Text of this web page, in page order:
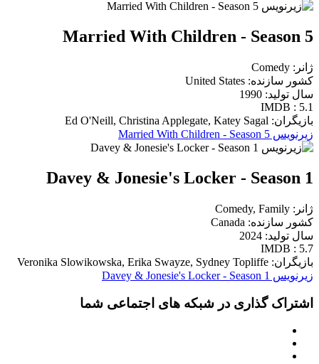
Married With Children - Season 5
ژانر: Comedy
کشور سازنده: United States
سال تولید: 1990
IMDB : 5.1
بازیگران: Ed O'Neill, Christina Applegate, Katey Sagal
زیرنویس Married With Children - Season 5
Davey & Jonesie's Locker - Season 1
ژانر: Comedy, Family
کشور سازنده: Canada
سال تولید: 2024
IMDB : 5.7
بازیگران: Veronika Slowikowska, Erika Swayze, Sydney Topliffe
زیرنویس Davey & Jonesie's Locker - Season 1
اشتراک گذاری در شبکه های اجتماعی شما